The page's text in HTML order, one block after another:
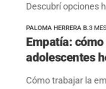
Descubrí opciones
PALOMA HERRERA B.3
Empatía:
adolescentes
Cómo trabajar la